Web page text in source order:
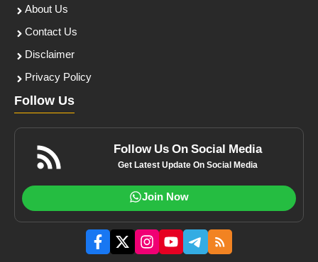
About Us
Contact Us
Disclaimer
Privacy Policy
Follow Us
Follow Us On Social Media
Get Latest Update On Social Media
Join Now